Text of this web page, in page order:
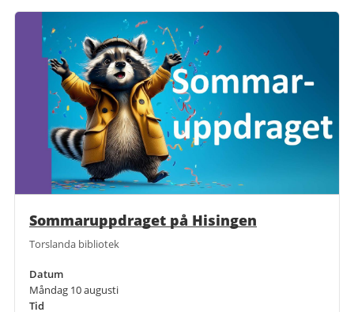
Sommaruppdraget på Hisingen
Torslanda bibliotek
Datum
Måndag 10 augusti
Tid